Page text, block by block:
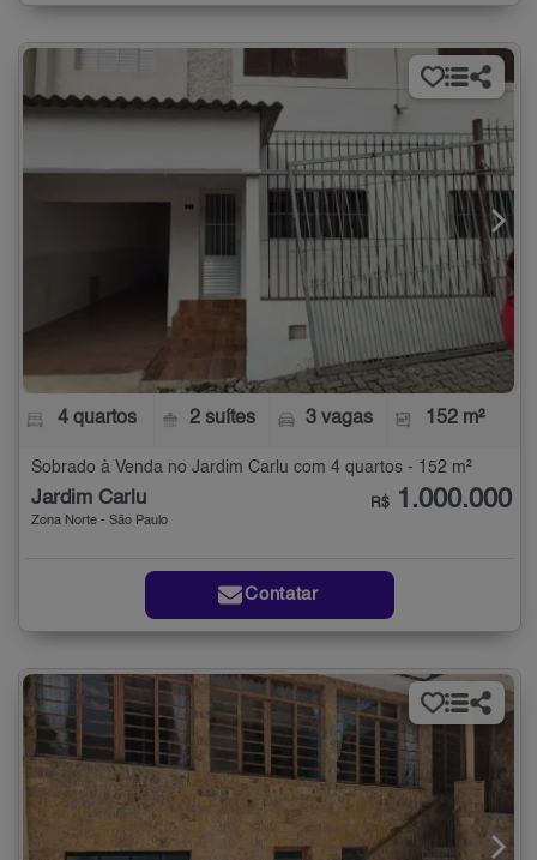
4 quartos 2 suítes 3 vagas 152 m²
Sobrado à Venda no Jardim Carlu com 4 quartos - 152 m²
Jardim Carlu
Zona Norte - São Paulo
R$ 1.000.000
Contatar